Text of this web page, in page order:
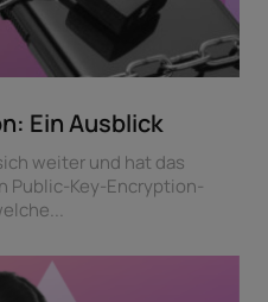
Ein Ausblick
weiter und hat das
Public-Key-Encryption-